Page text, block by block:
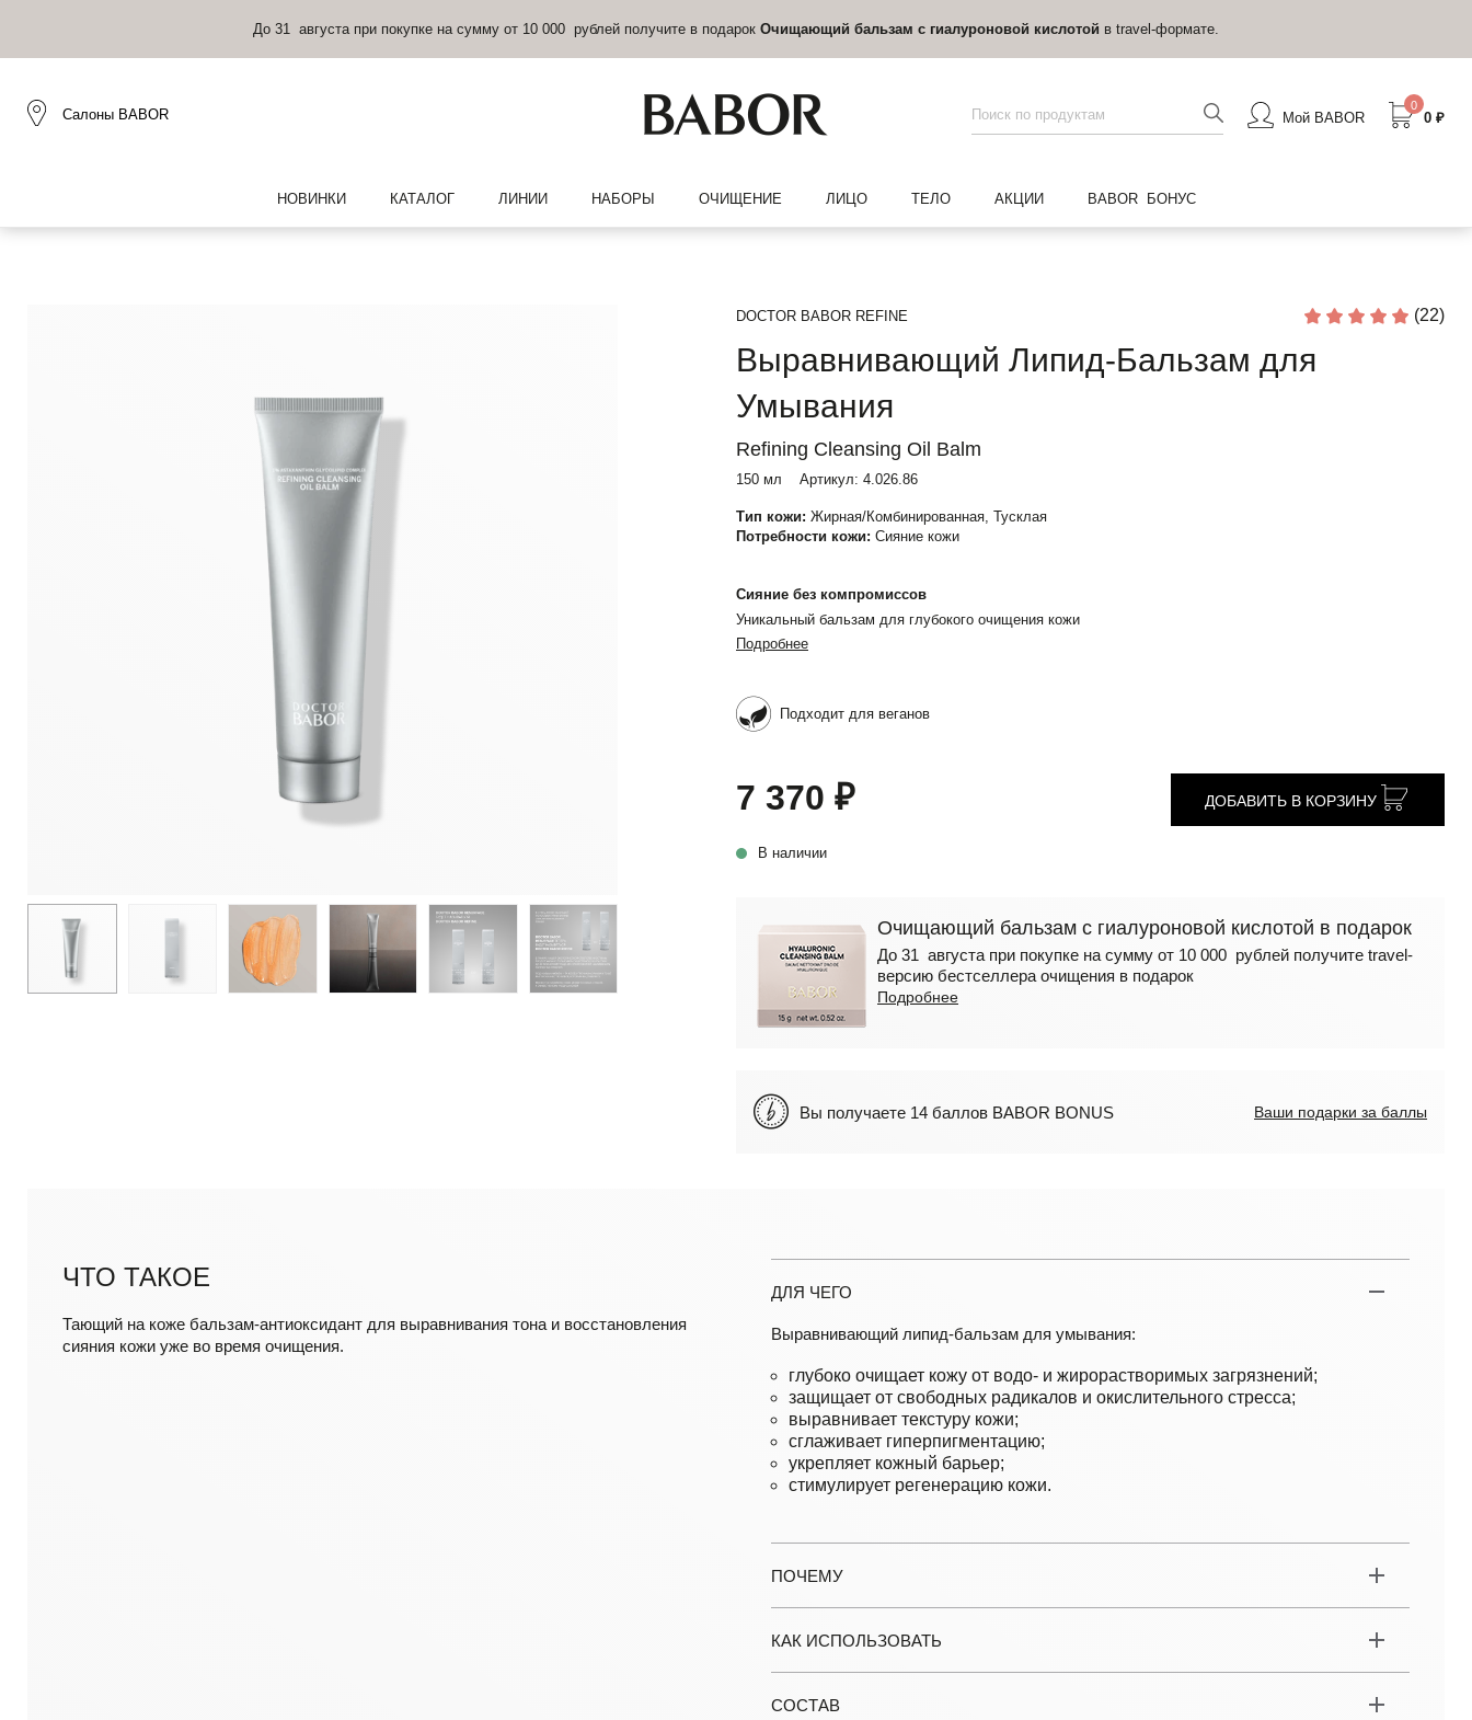
До 31 августа при покупке на сумму от 10 000 рублей получите в подарок Очищающий бальзам с гиалуроновой кислотой в travel-формате.
Салоны BABOR Мой BABOR
0
0 ₽
НОВИНКИ КАТАЛОГ ЛИНИИ НАБОРЫ ОЧИЩЕНИЕ ЛИЦО ТЕЛО АКЦИИ BABOR БОНУС
DOCTOR BABOR REFINE (22)
Выравнивающий Липид-Бальзам для
Умывания
Refining Cleansing Oil Balm
150 мл Артикул: 4.026.86
Тип кожи: Жирная/Комбинированная, Тусклая
Потребности кожи: Сияние кожи
Сияние без компромиссов
Уникальный бальзам для глубокого очищения кожи
Подробнее
Подходит для веганов
7 370 ₽
В наличии
ДОБАВИТЬ В КОРЗИНУ
Очищающий бальзам с гиалуроновой кислотой в подарок
До 31 августа при покупке на сумму от 10 000 рублей получите travel-
версию бестселлера очищения в подарок
Подробнее
Вы получаете 14 баллов BABOR BONUS Ваши подарки за баллы
ЧТО ТАКОЕ
Тающий на коже бальзам-антиоксидант для выравнивания тона и восстановления
сияния кожи уже во время очищения.
ДЛЯ ЧЕГО
Выравнивающий липид-бальзам для умывания:
глубоко очищает кожу от водо- и жирорастворимых загрязнений;
защищает от свободных радикалов и окислительного стресса;
выравнивает текстуру кожи;
сглаживает гиперпигментацию;
укрепляет кожный барьер;
стимулирует регенерацию кожи.
ПОЧЕМУ
КАК ИСПОЛЬЗОВАТЬ
СОСТАВ